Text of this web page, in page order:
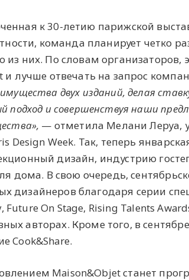
к 30-летию парижской
команда планирует четко
из них. По словам организаторов,
и лучше отвечать на запрос
двух изданий, делая
подход и совершенствуя наши
— отметила Мелани Леруа,
Design Week. Так, теперь
дизайн, индустрию
дома. В свою очередь,
дизайнеров благодаря серии
Future On Stage, Rising Talents
авторах. Кроме того, в
Cook&Share.
Maison&Objet станет